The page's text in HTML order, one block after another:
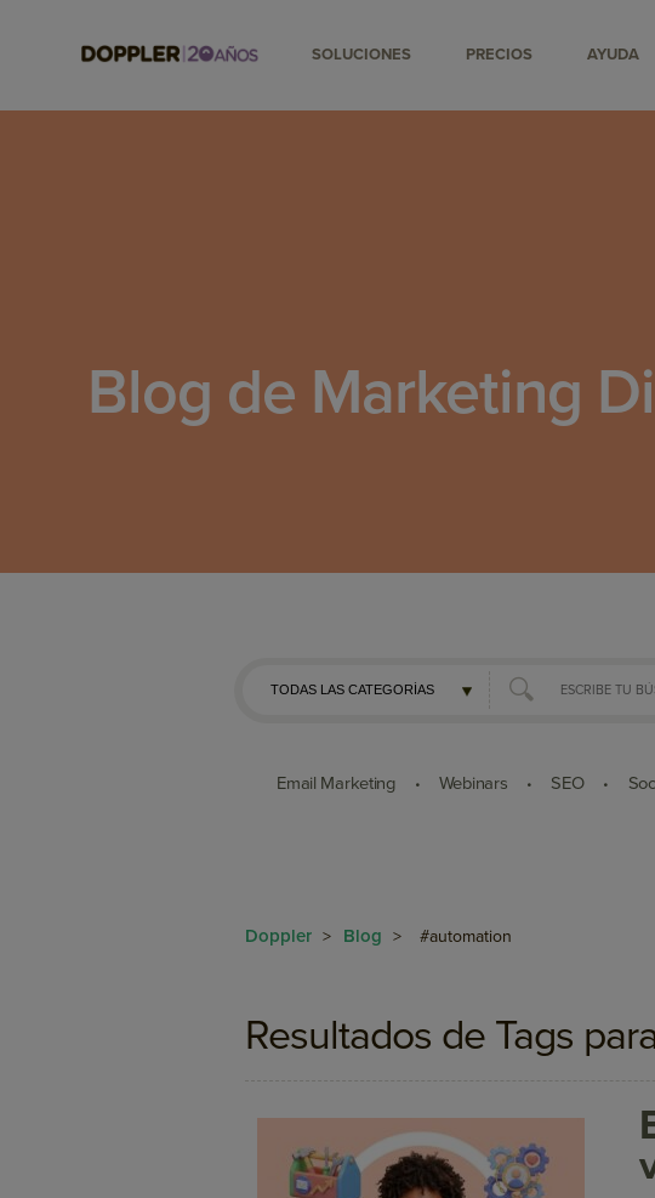
SOLUCIONES PRECIOS AYUDA
Blog de Marketing
Email Marketing • Webinars • SEO •
Doppler > Blog > #automation
Resultados de Tags